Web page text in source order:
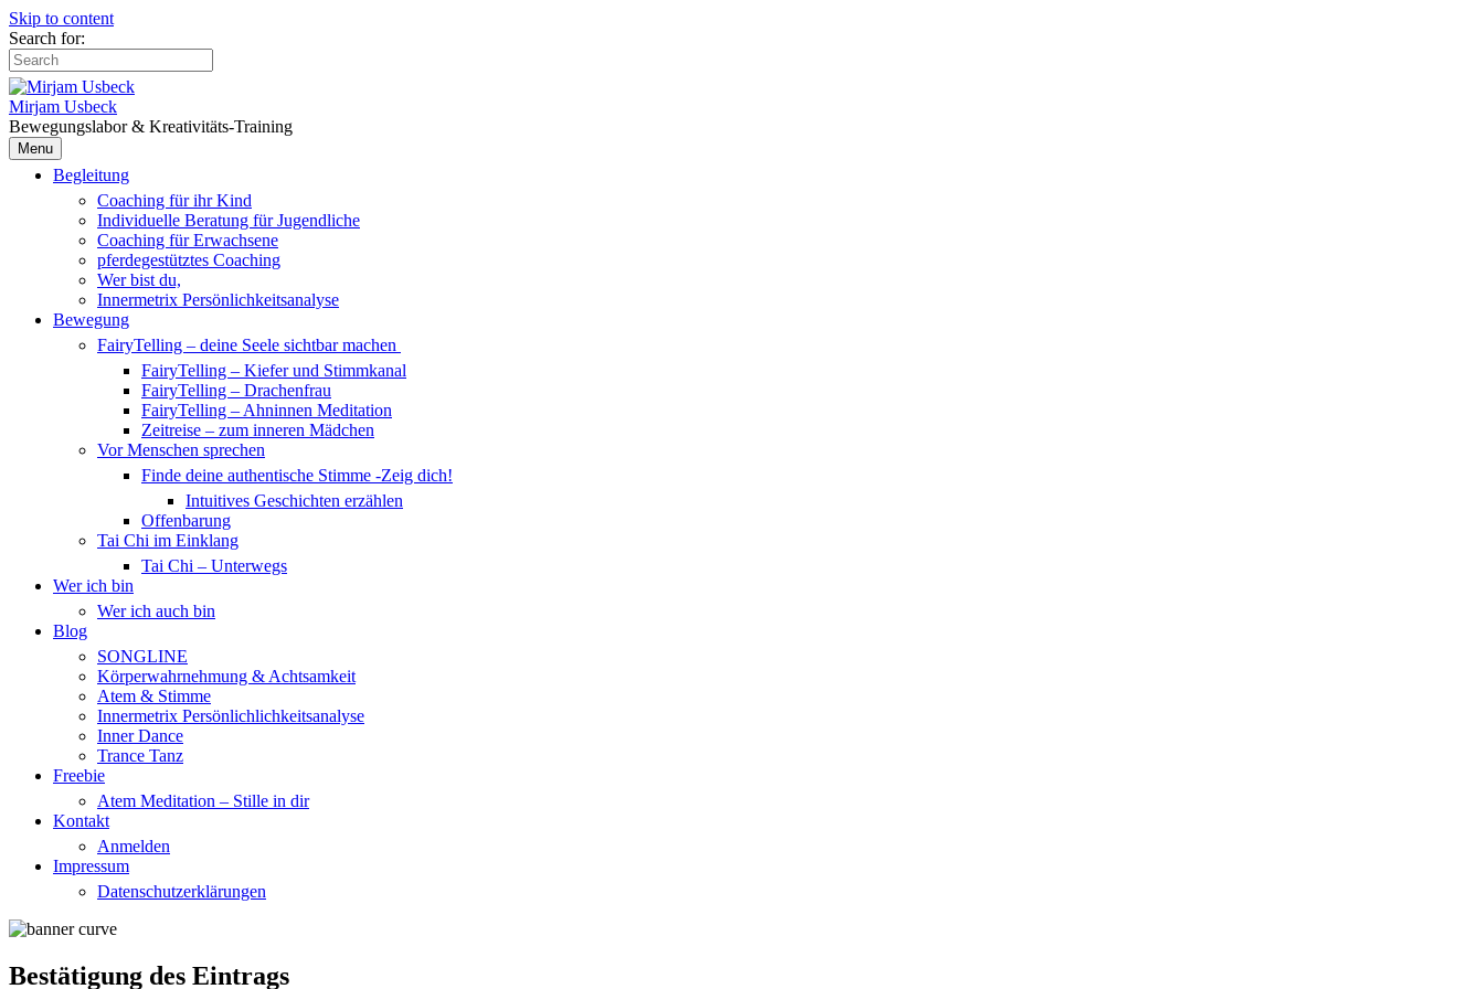
Skip to content
Search for:
Mirjam Usbeck
Bewegungslabor & Kreativitäts-Training
Menu
Begleitung
Coaching für ihr Kind
Individuelle Beratung für Jugendliche
Coaching für Erwachsene
pferdegestütztes Coaching
Wer bist du,
Innermetrix Persönlichkeitsanalyse
Bewegung
FairyTelling – deine Seele sichtbar machen
FairyTelling – Kiefer und Stimmkanal
FairyTelling – Drachenfrau
FairyTelling – Ahninnen Meditation
Zeitreise – zum inneren Mädchen
Vor Menschen sprechen
Finde deine authentische Stimme -Zeig dich!
Intuitives Geschichten erzählen
Offenbarung
Tai Chi im Einklang
Tai Chi – Unterwegs
Wer ich bin
Wer ich auch bin
Blog
SONGLINE
Körperwahrnehmung & Achtsamkeit
Atem & Stimme
Innermetrix Persönlichlichkeitsanalyse
Inner Dance
Trance Tanz
Freebie
Atem Meditation – Stille in dir
Kontakt
Anmelden
Impressum
Datenschutzerklärungen
Bestätigung des Eintrags